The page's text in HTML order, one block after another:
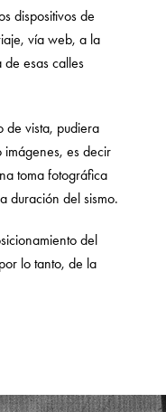
dispositivos de
vía web, a la
de esas calles
de vista, pudiera
imágenes, es decir
toma fotográfica
duración del sismo.
del
lo tanto, de la